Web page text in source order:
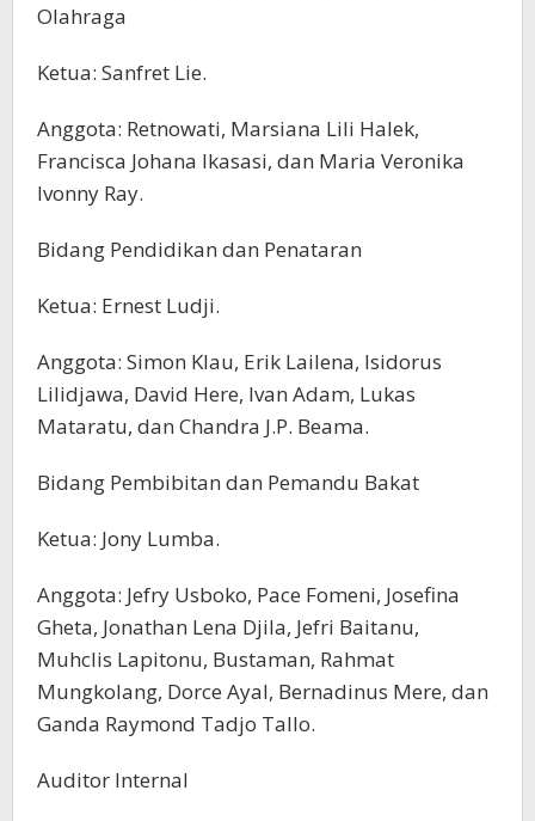
Olahraga
Ketua: Sanfret Lie.
Anggota: Retnowati, Marsiana Lili Halek,
Francisca Johana Ikasasi, dan Maria Veronika
Ivonny Ray.
Bidang Pendidikan dan Penataran
Ketua: Ernest Ludji.
Anggota: Simon Klau, Erik Lailena, Isidorus
Lilidjawa, David Here, Ivan Adam, Lukas
Mataratu, dan Chandra J.P. Beama.
Bidang Pembibitan dan Pemandu Bakat
Ketua: Jony Lumba.
Anggota: Jefry Usboko, Pace Fomeni, Josefina
Gheta, Jonathan Lena Djila, Jefri Baitanu,
Muhclis Lapitonu, Bustaman, Rahmat
Mungkolang, Dorce Ayal, Bernadinus Mere, dan
Ganda Raymond Tadjo Tallo.
Auditor Internal